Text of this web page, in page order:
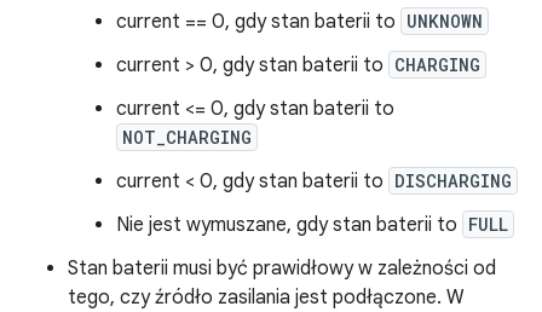
current == 0, gdy stan baterii to UNKNOWN
current > 0, gdy stan baterii to CHARGING
current <= 0, gdy stan baterii to
NOT_CHARGING
current < 0, gdy stan baterii to DISCHARGING
Nie jest wymuszane, gdy stan baterii to FULL
Stan baterii musi być prawidłowy w zależności od
tego, czy źródło zasilania jest podłączone. W